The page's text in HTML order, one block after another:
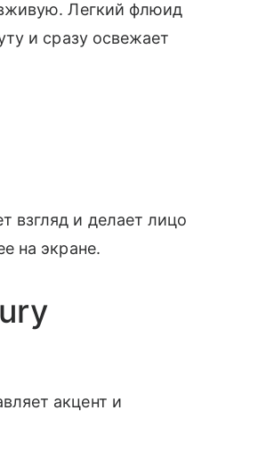
Легкий флюид
и сразу освежает
взгляд и делает лицо
на экране.
акцент и